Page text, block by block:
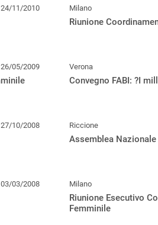
24/11/2010 Milano
Riunione
26/05/2009 Verona
Convegno FABI: ?I
27/10/2008 Riccione
Assemblea
03/03/2008 Milano
Riunione Esecutivo
Femminile